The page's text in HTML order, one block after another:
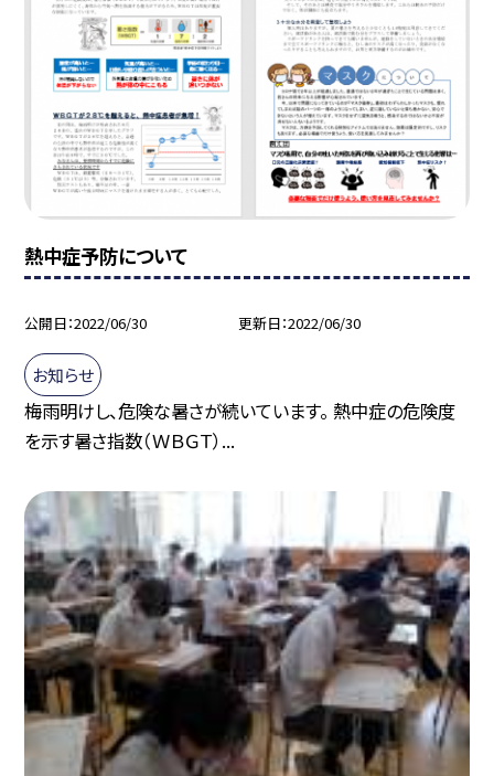
熱中症予防について
公開日 2022/06/30 更新日 2022/06/30
お知らせ
梅雨明けし、危険な暑さが続いています。 熱中症の危険度
を示す暑さ指数（ＷＢＧＴ）...